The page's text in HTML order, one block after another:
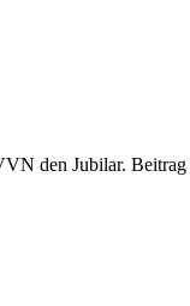
den Jubilar.